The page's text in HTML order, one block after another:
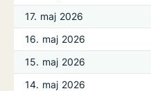
17. maj 2026
16. maj 2026
15. maj 2026
14. maj 2026